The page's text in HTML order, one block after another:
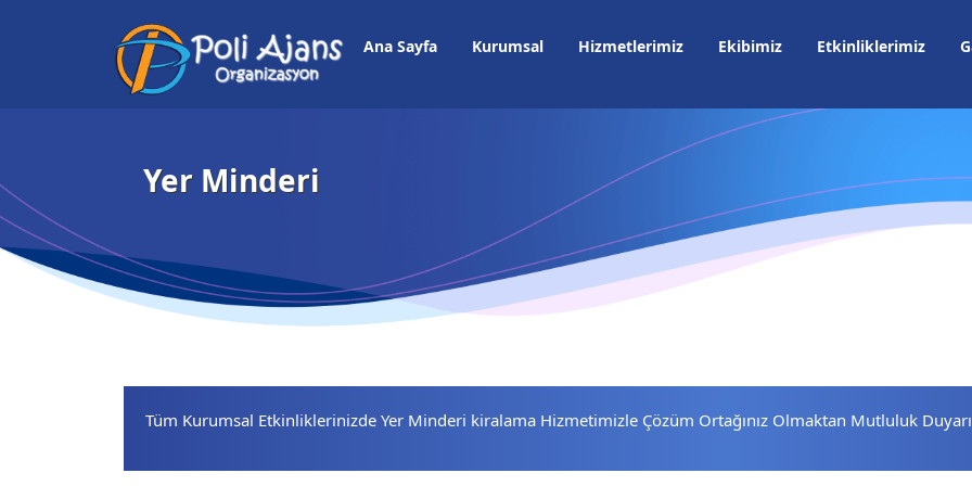
Ana Sayfa Kurumsal Hizmetlerimiz Ekibimiz Etkinliklerimiz
Yer Minderi
Tüm Kurumsal Etkinliklerinizde Yer Minderi kiralama Hizmetimizle Çözüm Ortağınız Olmaktan Mutluluk